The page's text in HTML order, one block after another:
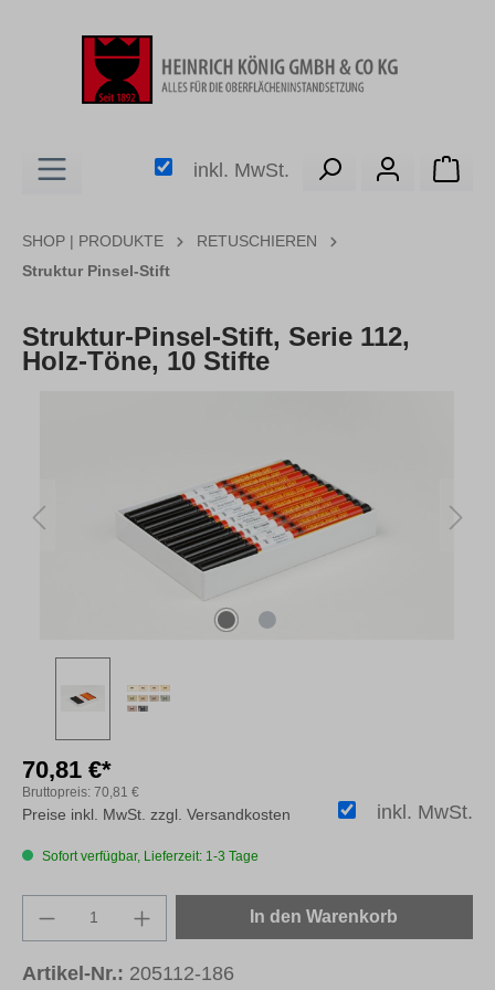
inkl. MwSt.
SHOP | PRODUKTE
RETUSCHIEREN
Struktur Pinsel-Stift
Struktur-Pinsel-Stift, Serie 112,
Holz-Töne, 10 Stifte
70,81 €*
Bruttopreis: 70,81 €
inkl. MwSt.
Preise inkl. MwSt. zzgl. Versandkosten
Sofort verfügbar, Lieferzeit: 1-3 Tage
Produkt Anzahl: Gib den gewünschten
In den Warenkorb
Artikel-Nr.: 205112-186